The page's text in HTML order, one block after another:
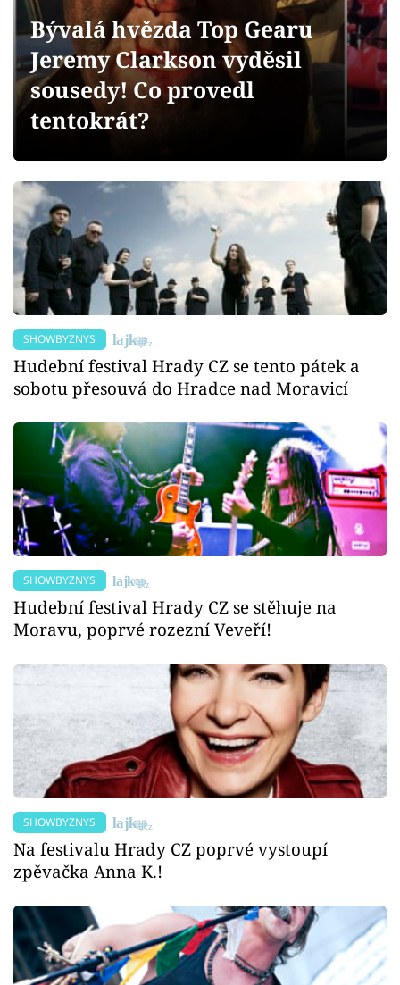
Videa
Sledujte prima+
Sledujte nás
Bývalá hvězda Top Gearu
Jeremy Clarkson vyděsil
sousedy! Co provedl
tentokrát?
SHOWBYZNYS
Hudební festival Hrady CZ se tento pátek a
sobotu přesouvá do Hradce nad Moravicí
SHOWBYZNYS
Hudební festival Hrady CZ se stěhuje na
Moravu, poprvé rozezní Veveří!
SHOWBYZNYS
Na festivalu Hrady CZ poprvé vystoupí
zpěvačka Anna K.!